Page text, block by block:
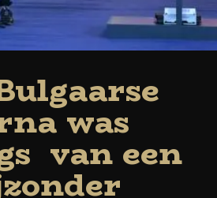
was
van een